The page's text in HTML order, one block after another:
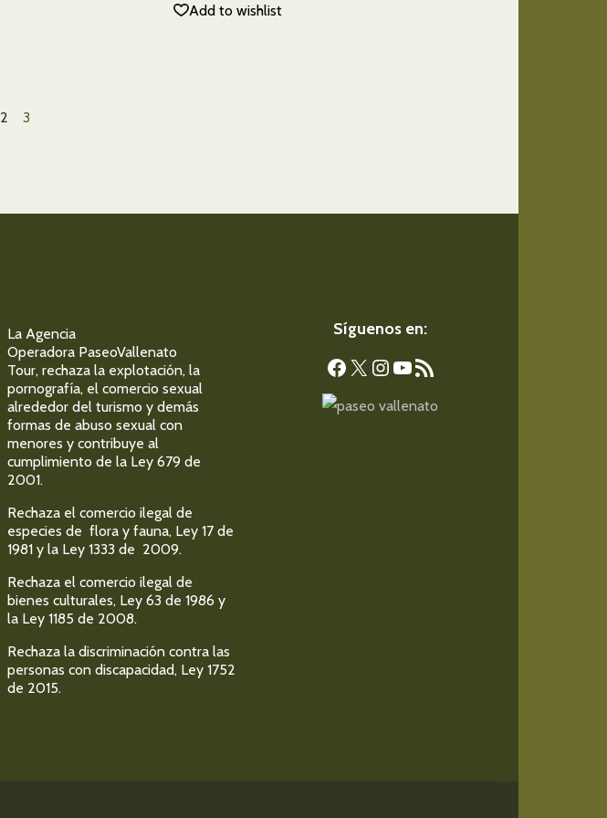
Add to wishlist
2 3
La Agencia
Operadora PaseoVallenato
Tour, rechaza la explotación, la
pornografía, el comercio sexual
alrededor del turismo y demás
formas de abuso sexual con
menores y contribuye al
cumplimiento de la Ley 679 de
2001.
Rechaza el comercio ilegal de
especies de flora y fauna, Ley 17 de
1981 y la Ley 1333 de 2009.
Rechaza el comercio ilegal de
bienes culturales, Ley 63 de 1986 y
la Ley 1185 de 2008.
Rechaza la discriminación contra las
personas con discapacidad, Ley 1752
de 2015.
Síguenos en:
Facebook
X Instagram
YouTube
Feed RSS